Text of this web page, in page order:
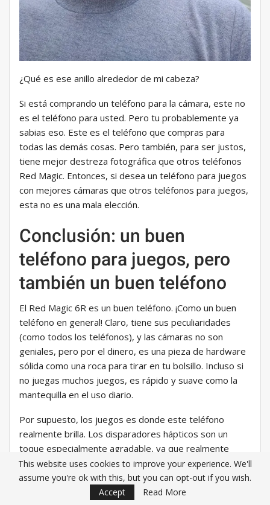
¿Qué es ese anillo alrededor de mi cabeza?
Si está comprando un teléfono para la cámara, este no
es el teléfono para usted. Pero tu probablemente ya
sabias eso. Este es el teléfono que compras para
todas las demás cosas. Pero también, para ser justos,
tiene mejor destreza fotográfica que otros teléfonos
Red Magic. Entonces, si desea un teléfono para juegos
con mejores cámaras que otros teléfonos para juegos,
esta no es una mala elección.
Conclusión: un buen
teléfono para juegos, pero
también un buen teléfono
El Red Magic 6R es un buen teléfono. ¡Como un buen
teléfono en general! Claro, tiene sus peculiaridades
(como todos los teléfonos), y las cámaras no son
geniales, pero por el dinero, es una pieza de hardware
sólida como una roca para tirar en tu bolsillo. Incluso si
no juegas muchos juegos, es rápido y suave como la
mantequilla en el uso diario.
Por supuesto, los juegos es donde este teléfono
realmente brilla. Los disparadores hápticos son un
toque especialmente agradable, ya que realmente
ofrecen una ventaja competitiva en comparación con
los teléfonos que no tienen esta función. Entonces, si te
gustan los juegos y no quieres dejar caer un brazo y
This website uses cookies to improve your experience. We'll
assume you're ok with this, but you can opt-out if you wish.
Accept
Read More